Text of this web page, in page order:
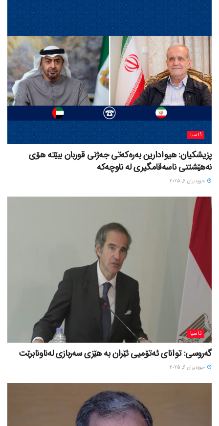
ئاسیا
پزیشکیان: هیوادارین بەرەکەتی جەژنی قوربان ببێتە هۆی
نەهێشتنی ناسەقامگیری لە ناوچەکە
حوزه‌یران 6, 2025
ئاسیا
گەروسی: توانای ئەتۆمیی ئێران بە هێزی سەربازی لەناونابرێت
حوزه‌یران 6, 2025